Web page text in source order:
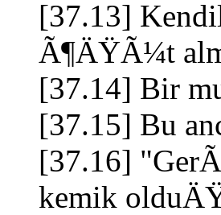
[37.13]
Ã¶ÄŸÃ¼t
[37.14] Bir
[37.15] Bu
[37.16]
kemik